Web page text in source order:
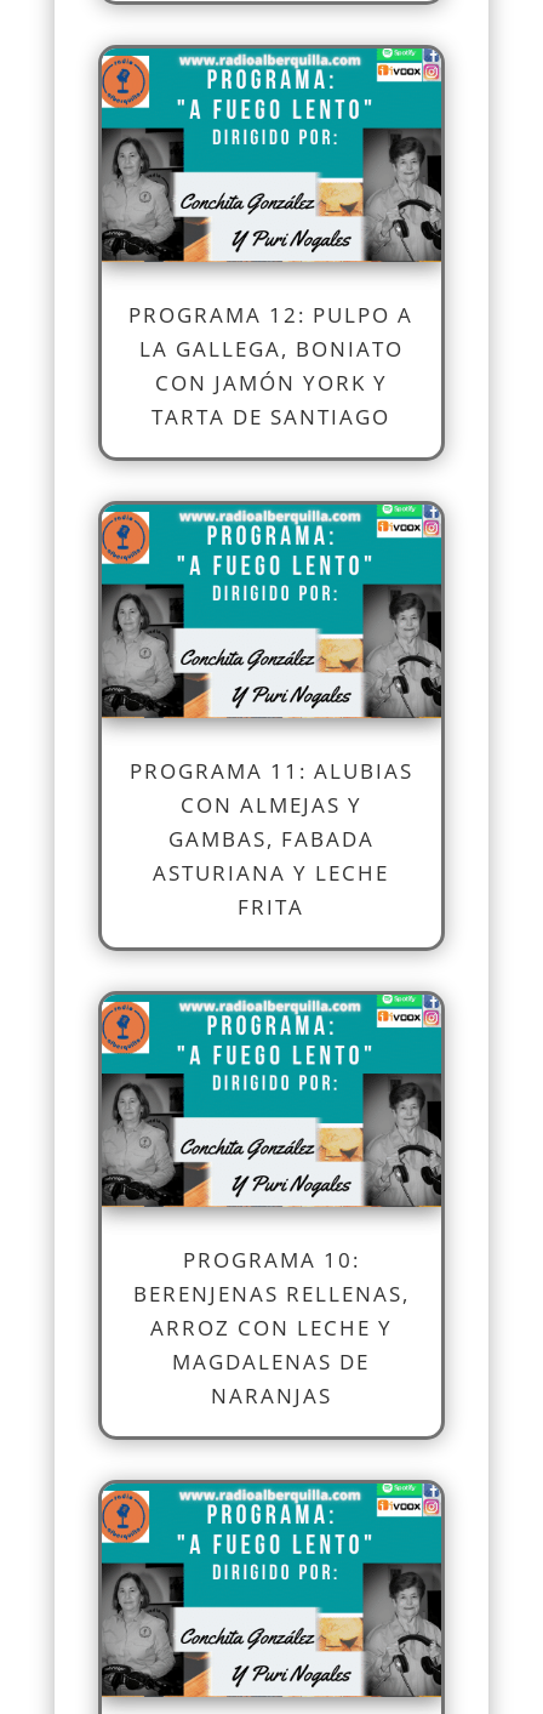
PROGRAMA 12: PULPO A
LA GALLEGA, BONIATO
CON JAMÓN YORK Y
TARTA DE SANTIAGO
PROGRAMA 11: ALUBIAS
CON ALMEJAS Y
GAMBAS, FABADA
ASTURIANA Y LECHE
FRITA
PROGRAMA 10:
BERENJENAS RELLENAS,
ARROZ CON LECHE Y
MAGDALENAS DE
NARANJAS